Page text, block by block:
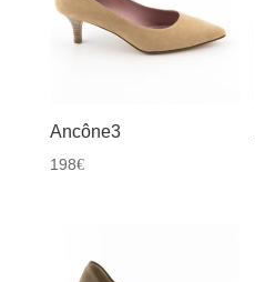
Ancône3
198€